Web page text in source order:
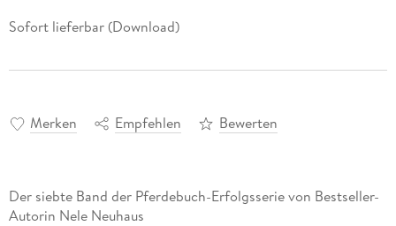
Sofort lieferbar (Download)
Merken Empfehlen Bewerten
Der siebte Band der Pferdebuch-Erfolgsserie von Bestseller-
Autorin Nele Neuhaus